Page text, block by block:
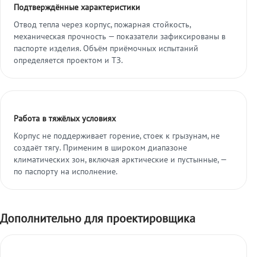
Подтверждённые характеристики
Отвод тепла через корпус, пожарная стойкость,
механическая прочность — показатели зафиксированы в
паспорте изделия. Объём приёмочных испытаний
определяется проектом и ТЗ.
Работа в тяжёлых условиях
Корпус не поддерживает горение, стоек к грызунам, не
создаёт тягу. Применим в широком диапазоне
климатических зон, включая арктические и пустынные, —
по паспорту на исполнение.
Дополнительно для проектировщика